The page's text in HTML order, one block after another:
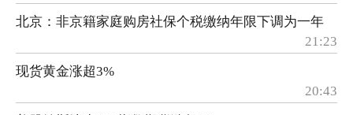
北京：非京籍家庭购房社保个税缴纳年限下调为一年
21:23
现货黄金涨超3%
20:43